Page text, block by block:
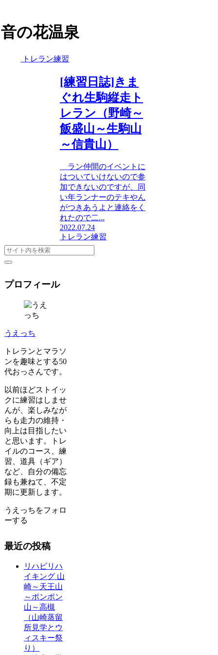
音の花温泉
トレラン練習
[練習日誌]きま
ぐれ生駒縦走ト
レラン（野崎～
飯盛山～生駒山
～信貴山）
ラン仲間のイベントに
はついていけないので参
加できないのですが、同
い年ランナーのテキやん
がつきあうよと連絡をく
れたので二...
2022.07.24
トレラン練習
プロフィール
うえっち
トレランとマラソ
ンを趣味とする50
代おっさんです。
以前ほどストイッ
クに練習はしませ
んが、楽しみなが
らも走力の維持・
向上は目指したい
と思います。トレ
イルのコース、練
習、道具（ギア）
など、自分の備忘
録も兼ねて、不定
期に更新します。
うえっちをフォロ
ーする
最近の投稿
リハビリハ
イキング 山
崎～天王山
～ポンポン
山～高槻
（山崎蒸留
所見学とウ
ィスキー祭
り）